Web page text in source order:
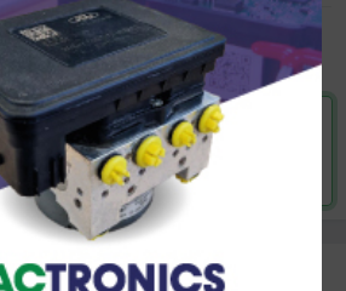
VAI ALLA SOLUZIONE
da robys, 23 Giugno 2012